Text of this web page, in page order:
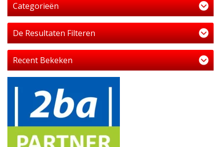
Categorieën
De Resultaten Filteren
Recent Bekeken